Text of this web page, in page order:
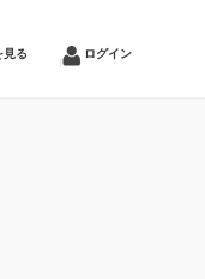
見る
ログイン